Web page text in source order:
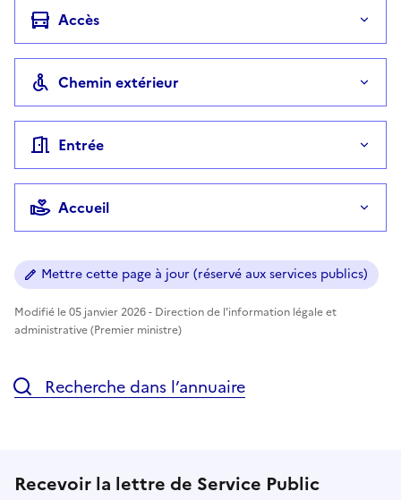
Accès
Chemin extérieur
Entrée
Accueil
Mettre cette page à jour (réservé aux services publics)
Modifié le 05 janvier 2026 - Direction de l'information légale et
administrative (Premier ministre)
Recherche dans l’annuaire
Recevoir la lettre de Service Public